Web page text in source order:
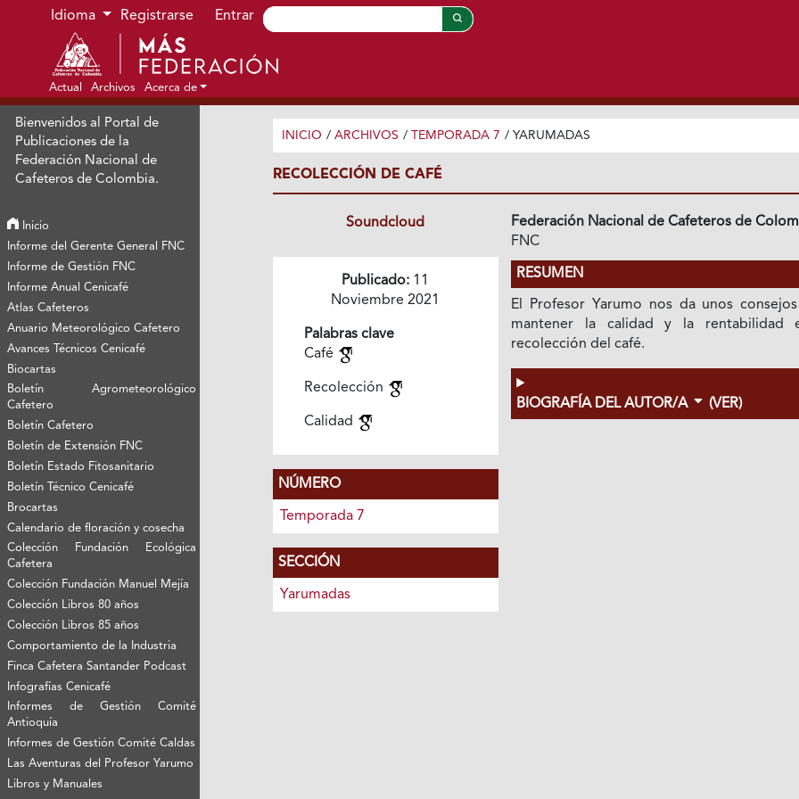
Ir al menú de navegación principal
Ir al contenido principal
Ir al pie de página del sitio
Idioma Registrarse Entrar
Actual Archivos Acerca de
Bienvenidos al Portal de
Publicaciones de la
Federación Nacional de
Cafeteros de Colombia.
Inicio
Informe del Gerente General FNC
Informe de Gestión FNC
Informe Anual Cenicafé
Atlas Cafeteros
Anuario Meteorológico Cafetero
Avances Técnicos Cenicafé
Biocartas
Boletín Agrometeorológico
Cafetero
Boletín Cafetero
Boletín de Extensión FNC
Boletín Estado Fitosanitario
Boletín Técnico Cenicafé
Brocartas
Calendario de floración y cosecha
Colección Fundación Ecológica
Cafetera
Colección Fundación Manuel Mejía
Colección Libros 80 años
Colección Libros 85 años
Comportamiento de la Industria
Finca Cafetera Santander Podcast
Infografías Cenicafé
Informes de Gestión Comité
Antioquía
Informes de Gestión Comité Caldas
Las Aventuras del Profesor Yarumo
Libros y Manuales
INICIO / ARCHIVOS / TEMPORADA 7 / YARUMADAS
RECOLECCIÓN DE CAFÉ
Soundcloud
Publicado: 11
Noviembre 2021
Palabras clave
Café
Recolección
Calidad
NÚMERO
Temporada 7
SECCIÓN
Yarumadas
Federación Nacional de Cafeteros de
FNC
RESUMEN
El Profesor Yarumo nos da unos
mantener la calidad y la rentabilidad
recolección del café.
BIOGRAFÍA DEL AUTOR/A (VER)